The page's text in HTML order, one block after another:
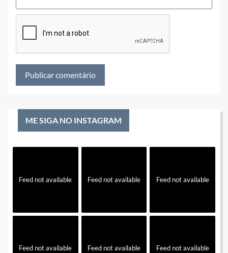
ME SIGA NO INSTAGRAM
Feed not available Feed not available Feed not available
Feed not available Feed not available Feed not available